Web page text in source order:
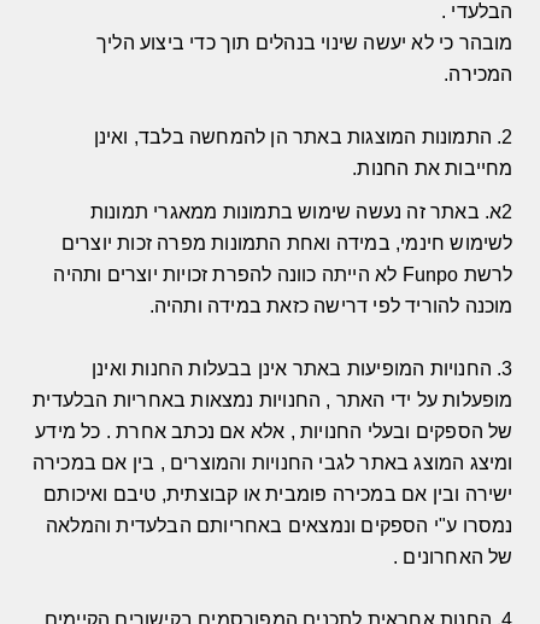
הבלעדי .
מובהר כי לא יעשה שינוי בנהלים תוך כדי ביצוע הליך
המכירה.
2. התמונות המוצגות באתר הן להמחשה בלבד, ואינן
מחייבות את החנות.
2א. באתר זה נעשה שימוש בתמונות ממאגרי תמונות
לשימוש חינמי, במידה ואחת התמונות מפרה זכות יוצרים
לרשת Funpo לא הייתה כוונה להפרת זכויות יוצרים ותהיה
מוכנה להוריד לפי דרישה כזאת במידה ותהיה.
3. החנויות המופיעות באתר אינן בבעלות החנות ואינן
מופעלות על ידי האתר , החנויות נמצאות באחריות הבלעדית
של הספקים ובעלי החנויות , אלא אם נכתב אחרת . כל מידע
ומיצג המוצג באתר לגבי החנויות והמוצרים , בין אם במכירה
ישירה ובין אם במכירה פומבית או קבוצתית, טיבם ואיכותם
נמסרו ע"י הספקים ונמצאים באחריותם הבלעדית והמלאה
של האחרונים .
4. החנות אחראית לתכנים המפורסמים בקישורים הקיימים